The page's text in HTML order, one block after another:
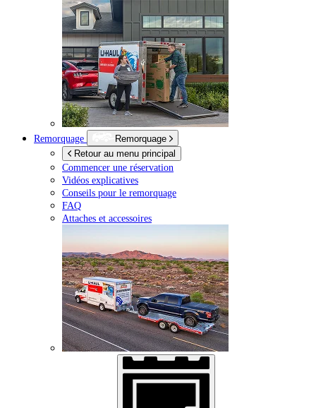
Remorquage
Remorquage
Retour au menu principal
Commencer une réservation
Vidéos explicatives
Conseils pour le remorquage
FAQ
Attaches et accessoires